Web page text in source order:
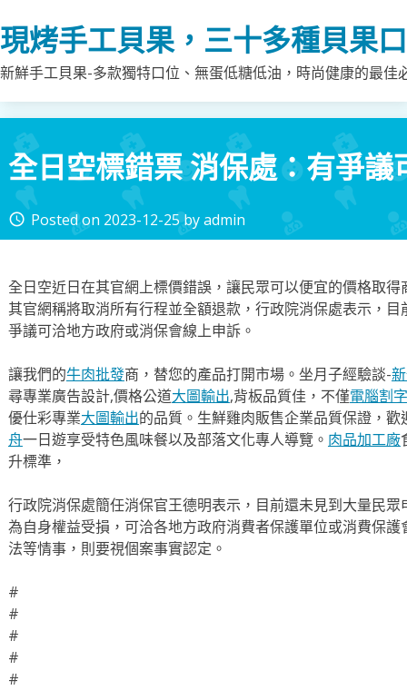
to
content
現烤手工貝果，三十多種貝果
新鮮手工貝果-多款獨特口位、無蛋低糖低油，時尚健康的最
全日空標錯票 消保處：有爭議
access_time Posted on 2023-12-25byadmin
全日空近日在其官網上標價錯誤，讓民眾可以便宜的價格取
其官網稱將取消所有行程並全額退款，行政院消保處表示，
爭議可洽地方政府或消保會線上申訴。
讓我們的牛肉批發商，替您的產品打開市場。坐月子經驗談-
尋專業廣告設計,價格公道大圖輸出,背板品質佳，不僅電腦割字
優仕彩專業大圖輸出的品質。生鮮雞肉販售企業品質保證，歡
舟一日遊享受特色風味餐以及部落文化專人導覽。 肉品加工廠
升標準，
行政院消保處簡任消保官王德明表示，目前還未見到大量民
為自身權益受損，可洽各地方政府消費者保護單位或消費保
法等情事，則要視個案事實認定。
#
#
#
#
#